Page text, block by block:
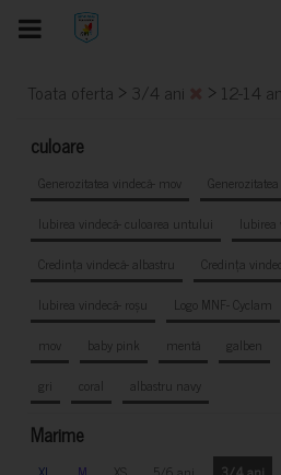
Toata oferta > 3/4 ani > 12-14
culoare
Generozitatea vindecă- mov
Iubirea vindecă- culoarea untului
Iubirea
Credința vindecă- albastru
Credința
Iubirea vindecă- roșu
Logo MNF- Cyclam
mov
baby pink mentă galben
gri
coral albastru navy
Marime